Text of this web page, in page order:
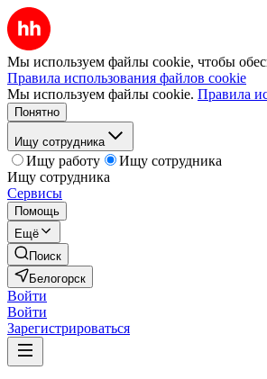
Мы используем файлы cookie, чтобы
Правила использования файлов cookie
Мы используем файлы cookie. Правила
Понятно
Ищу сотрудника
Ищу работу
Ищу сотрудника
Ищу сотрудника
Сервисы
Помощь
Ещё
Поиск
Белогорск
Войти
Войти
Зарегистрироваться